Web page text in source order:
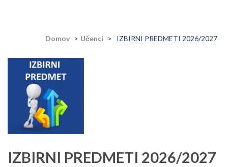
Domov > Učenci > IZBIRNI PREDMETI 2026/2027
IZBIRNI PREDMETI 2026/2027